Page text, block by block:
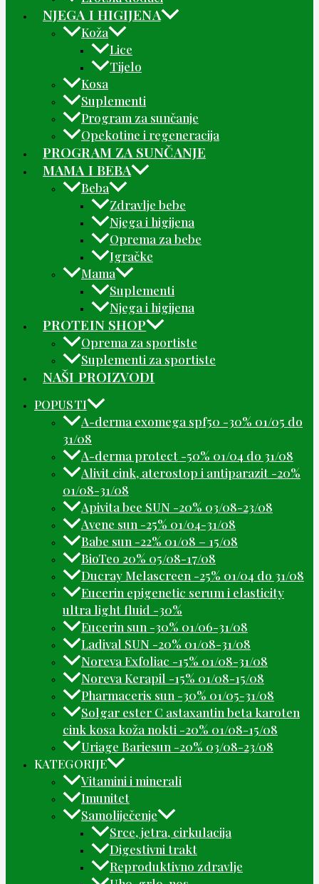
NJEGA I HIGIJENA
Koža
Lice
Tijelo
Kosa
Suplementi
Program za sunčanje
Opekotine i regeneracija
PROGRAM ZA SUNČANJE
MAMA I BEBA
Beba
Zdravlje bebe
Njega i higijena
Oprema za bebe
Igračke
Mama
Suplementi
Njega i higijena
PROTEIN SHOP
Oprema za sportiste
Suplementi za sportiste
NAŠI PROIZVODI
POPUSTI
A-derma exomega spf50 -30% 01/05 do
31/08
A-derma protect -50% 01/04 do 31/08
Alivit cink, aterostop i antiparazit -20%
01/08-31/08
Apivita bee SUN -20% 03/08-23/08
Avene sun -25% 01/04-31/08
Babe sun -22% 01/08 – 15/08
BioTeo 20% 05/08-17/08
Ducray Melascreen -25% 01/04 do 31/08
Eucerin epigenetic serum i elasticity
ultra light fluid -30%
Eucerin sun -30% 01/06-31/08
Ladival SUN -20% 01/08-31/08
Noreva Exfoliac -15% 01/08-31/08
Noreva Kerapil -15% 01/08-15/08
Pharmaceris sun -30% 01/05-31/08
Solgar ester C astaxantin beta karoten
cink kosa koža nokti -20% 01/08-15/08
Uriage Bariesun -20% 03/08-23/08
KATEGORIJE
Vitamini i minerali
Imunitet
Samoliječenje
Srce, jetra, cirkulacija
Digestivni trakt
Reproduktivno zdravlje